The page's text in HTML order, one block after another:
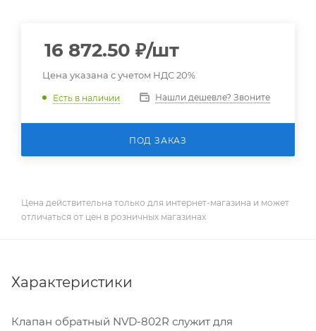
16 872.50 ₽/шт
Цена указана с учетом НДС 20%
Есть в наличии Нашли дешевле? Звоните
ПОД ЗАКАЗ
Цена действительна только для интернет-магазина и может
отличаться от цен в розничных магазинах
Характеристики
Клапан обратный NVD-802R служит для